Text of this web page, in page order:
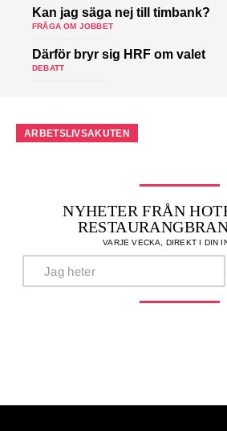
Kan jag säga nej till timbank?
FRÅGA OM JOBBET
Därför bryr sig HRF om valet
DEBATT
ARBETSLIVSAKUTEN
NYHETER FRÅN
VARJE VECKA, DIREKT I DIN